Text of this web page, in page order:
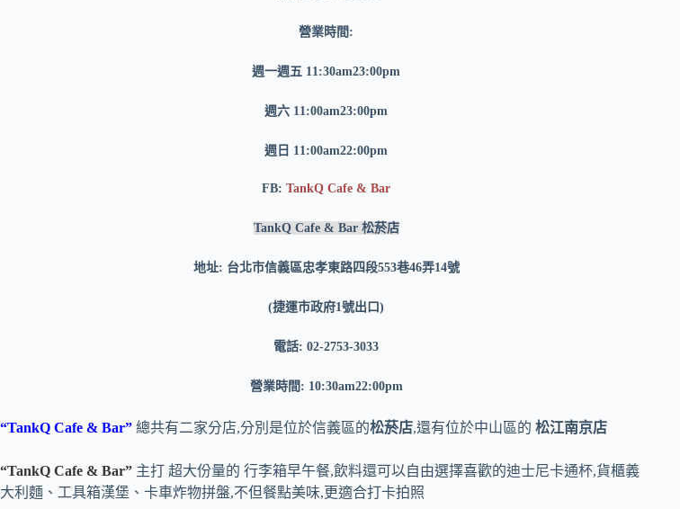
營業時間:
週一週五 11:30am23:00pm
週六 11:00am23:00pm
週日 11:00am22:00pm
FB:TankQ Cafe & Bar
TankQ Cafe & Bar 松菸店
地址: 台北市信義區忠孝東路四段553巷46弄14號
(捷運市政府1號出口)
電話: 02-2753-3033
營業時間: 10:30am22:00pm
“TankQ Cafe & Bar” 總共有二家分店,分別是位於信義區的松菸店,還有位於中山區的 松江南京店
“TankQ Cafe & Bar” 主打 超大份量的 行李箱早午餐,飲料還可以自由選擇喜歡的迪士尼卡通杯,貨櫃義
大利麵、工具箱漢堡、卡車炸物拼盤,不但餐點美味,更適合打卡拍照